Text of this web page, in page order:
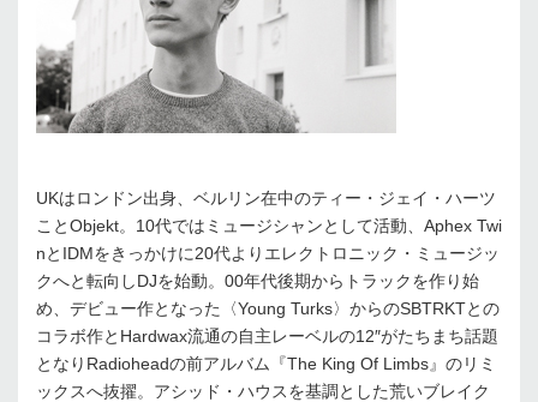
UKはロンドン出身、ベルリン在中のティー・ジェイ・ハーツ
ことObjekt。10代ではミュージシャンとして活動、Aphex Twi
nとIDMをきっかけに20代よりエレクトロニック・ミュージッ
クへと転向しDJを始動。00年代後期からトラックを作り始
め、デビュー作となった〈Young Turks〉からのSBTRKTとの
コラボ作とHardwax流通の自主レーベルの12″がたちまち話題
となりRadioheadの前アルバム『The King Of Limbs』のリミ
ックスへ抜擢。アシッド・ハウスを基調とした荒いブレイク